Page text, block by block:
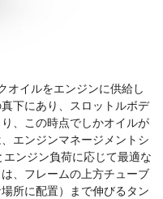
オイルをエンジンに供給し
下にあり、スロットルボデ
、この時点でしかオイルが
エンジンマネージメントシ
ンジン負荷に応じて最適な
、フレームの上方チューブ
所に配置）まで伸びるタン